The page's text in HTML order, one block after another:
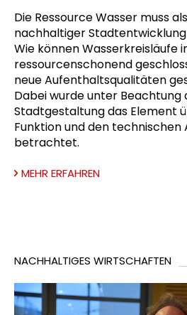
Die Ressource Wasser muss
nachhaltiger
Wie können Wasserkreisläufe
ressourcenschonend
neue Aufenthaltsqualitäten
Dabei wurde unter Beachtung
Stadtgestaltung das Element
Funktion und den technischen
betrachtet.
MEHR ERFAHREN
NACHHALTIGES WIRTSCHAFTEN